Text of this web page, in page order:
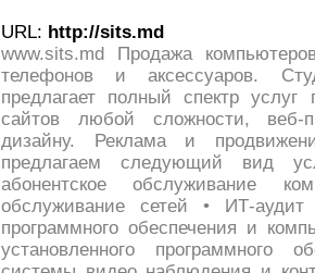
URL: http://sits.md
www.sits.md Продажа
телефонов и аксессуаров.
предлагает полный спектр
сайтов любой сложности, веб-
дизайну. Реклама и
предлагаем следующий вид
абонентское обслуживание
обслуживание сетей • ИТ-аудит
программного обеспечения и
установленного программного